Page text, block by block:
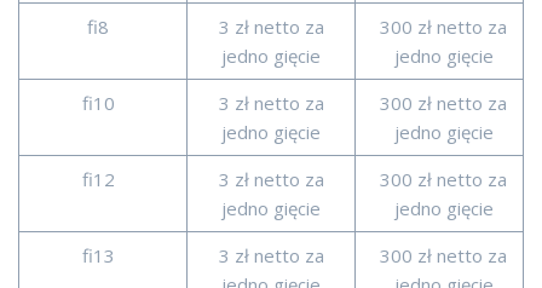
fi8
3 zł netto za
jedno gięcie
300 zł netto za
jedno gięcie
fi10
3 zł netto za
jedno gięcie
300 zł netto za
jedno gięcie
fi12
3 zł netto za
jedno gięcie
300 zł netto za
jedno gięcie
fi13
3 zł netto za
300 zł netto za